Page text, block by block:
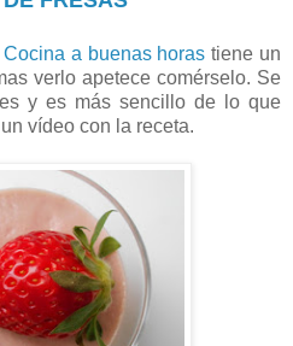
Cocina a buenas horas tiene un
verlo apetece comérselo. Se
y es más sencillo de lo que
vídeo con la receta.